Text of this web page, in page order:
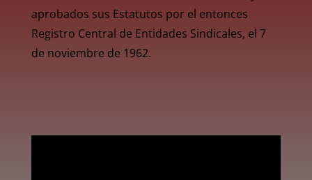
aprobados sus Estatutos por el entonces
Registro Central de Entidades Sindicales, el 7
de noviembre de 1962.